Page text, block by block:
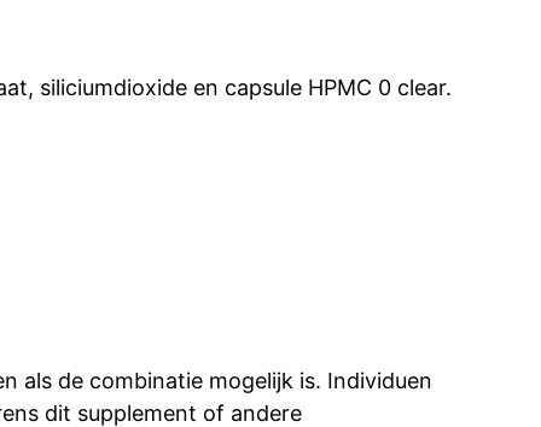
siliciumdioxide en capsule HPMC 0 clear.
als de combinatie mogelijk is. Individuen
dit supplement of andere